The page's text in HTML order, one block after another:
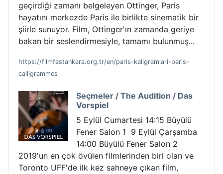
geçirdiği zamanı belgeleyen Ottinger, Paris
hayatını merkezde Paris ile birlikte sinematik bir
şiirle sunuyor. Film, Ottinger'ın zamanda geriye
bakan bir seslendirmesiyle, tamamı bulunmuş...
https://filmfestankara.org.tr/en/paris-kaligramlari-paris-
calligrammes
Seçmeler / The Audition / Das
Vorspiel
5 Eylül Cumartesi 14:15 Büyülü
Fener Salon 1 9 Eylül Çarşamba
14:00 Büyülü Fener Salon 2
2019'un en çok övülen filmlerinden biri olan ve
Toronto UFF'de ilk kez sahneye çıkan film,